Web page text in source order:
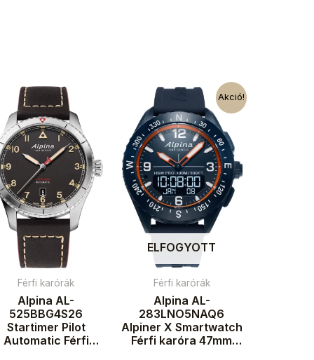
Férfi karórák
Alpina AL-
525BBG4S26
Startimer Pilot
Automatic Férfi
Akció!
ELFOGYOTT
Férfi karórák
Alpina AL-
283LNO5NAQ6
Alpiner X Smartwatch
Férfi karóra 47mm